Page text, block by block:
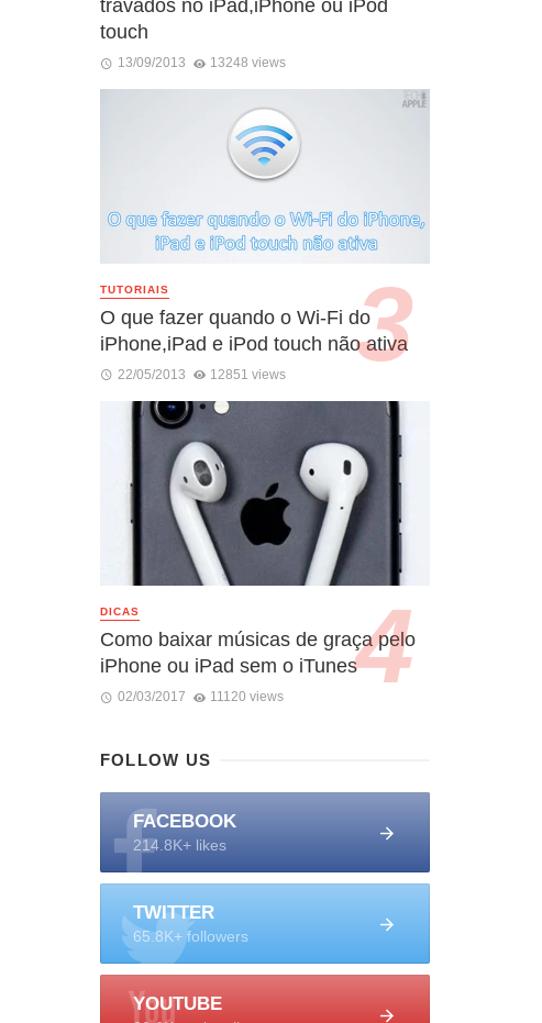
travados no iPad,iPhone ou iPod
touch
13/09/2013 13248 views
TUTORIAIS
O que fazer quando o Wi-Fi do
iPhone,iPad e iPod touch não ativa
22/05/2013 12851 views
DICAS
Como baixar músicas de graça pelo
iPhone ou iPad sem o iTunes
02/03/2017 11120 views
FOLLOW US
FACEBOOK
214.8K+ likes
TWITTER
65.8K+ followers
YOUTUBE